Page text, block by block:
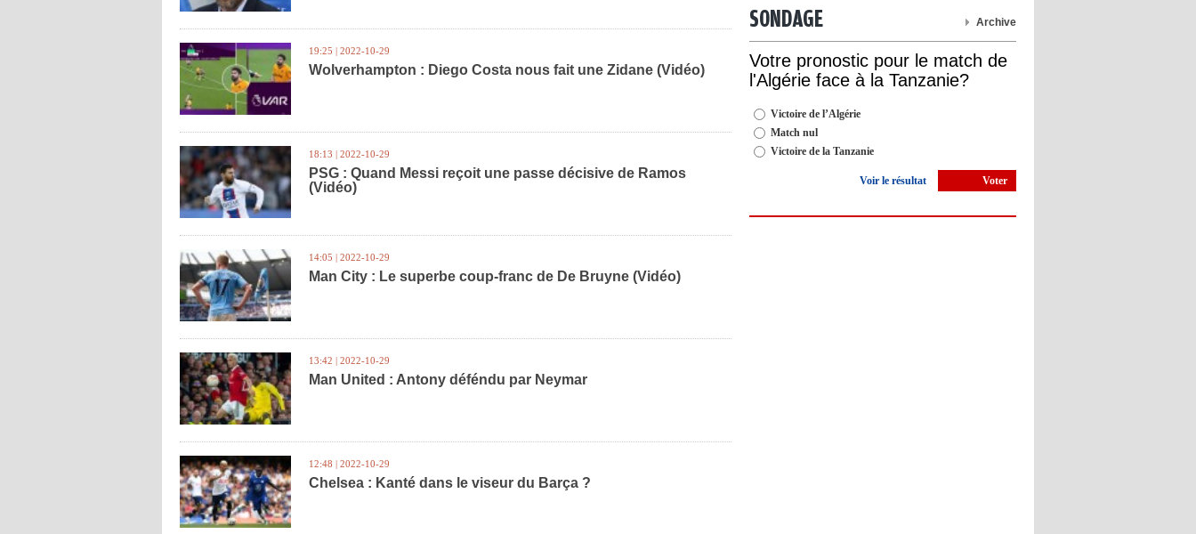
19:25 | 2022-10-29
Wolverhampton : Diego Costa nous fait une Zidane (Vidéo)
18:13 | 2022-10-29
PSG : Quand Messi reçoit une passe décisive de Ramos
(Vidéo)
14:05 | 2022-10-29
Man City : Le superbe coup-franc de De Bruyne (Vidéo)
13:42 | 2022-10-29
Man United : Antony déféndu par Neymar
12:48 | 2022-10-29
Chelsea : Kanté dans le viseur du Barça ?
OL : Blanc veut se prendre la
tête avec Cherki
décision de départ à la retraite
SONDAGE Archive
Votre pronostic pour le match de
l'Algérie face à la Tanzanie?
Victoire de l’Algérie
Match nul
Victoire de la Tanzanie
Voir le résultat Voter